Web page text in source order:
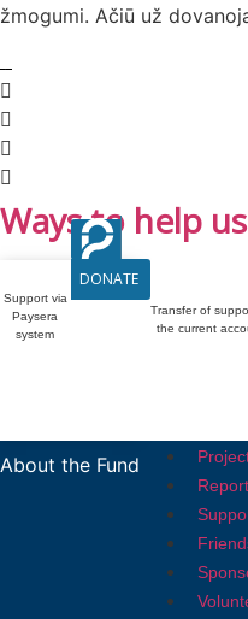
žmogumi. Ačiū už
Ways to help us
Support via
Paysera
system
DONATE
Transfer of
the current
About the Fund